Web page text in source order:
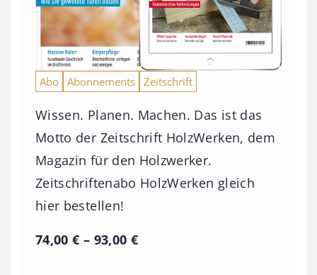
Abo Abonnements Zeitschrift
Wissen. Planen. Machen. Das ist das
Motto der Zeitschrift HolzWerken, dem
Magazin für den Holzwerker.
Zeitschriftenabo HolzWerken gleich
hier bestellen!
74,00€ – 93,00 €P